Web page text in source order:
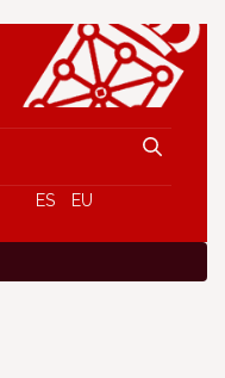
ES EU